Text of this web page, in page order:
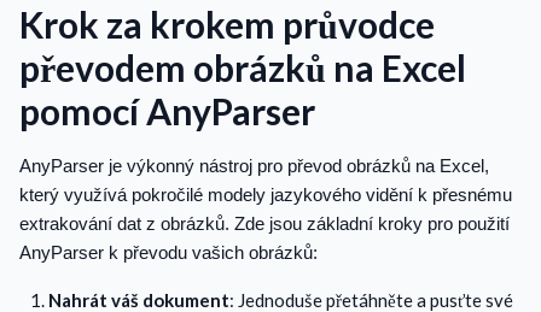
Krok za krokem průvodce
převodem obrázků na Excel
pomocí AnyParser
AnyParser je výkonný nástroj pro převod obrázků na Excel,
který využívá pokročilé modely jazykového vidění k přesnému
extrakování dat z obrázků. Zde jsou základní kroky pro použití
AnyParser k převodu vašich obrázků:
Nahrát váš dokument: Jednoduše přetáhněte a pusťte své